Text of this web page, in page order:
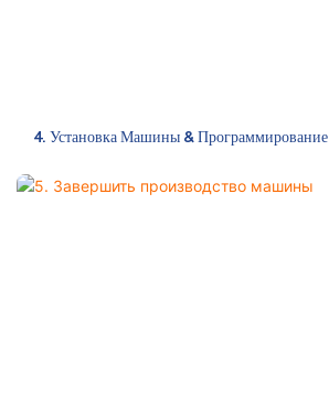
4. Установка Машины & Программирование